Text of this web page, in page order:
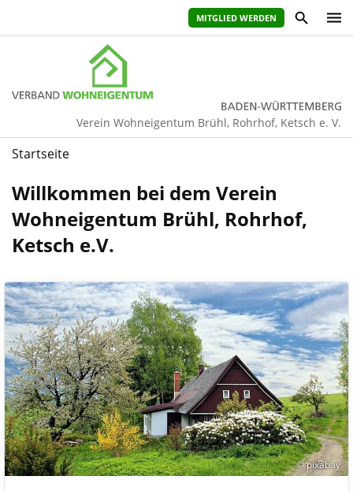
MITGLIED WERDEN
Verein Wohneigentum Brühl, Rohrhof, Ketsch e. V.
Startseite
Willkommen bei dem Verein
Wohneigentum Brühl, Rohrhof,
Ketsch e.V.
© pixabay